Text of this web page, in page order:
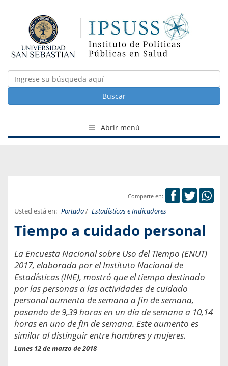
Buscar
Abrir menú
Comparte en:
Usted está en: Portada/ Estadísticas e Indicadores
Tiempo a cuidado personal
La Encuesta Nacional sobre Uso del Tiempo (ENUT)
2017, elaborada por el Instituto Nacional de
Estadísticas (INE), mostró que el tiempo destinado
por las personas a las actividades de cuidado
personal aumenta de semana a fin de semana,
pasando de 9,39 horas en un día de semana a 10,14
horas en uno de fin de semana. Este aumento es
similar al distinguir entre hombres y mujeres.
Lunes 12 de marzo de 2018